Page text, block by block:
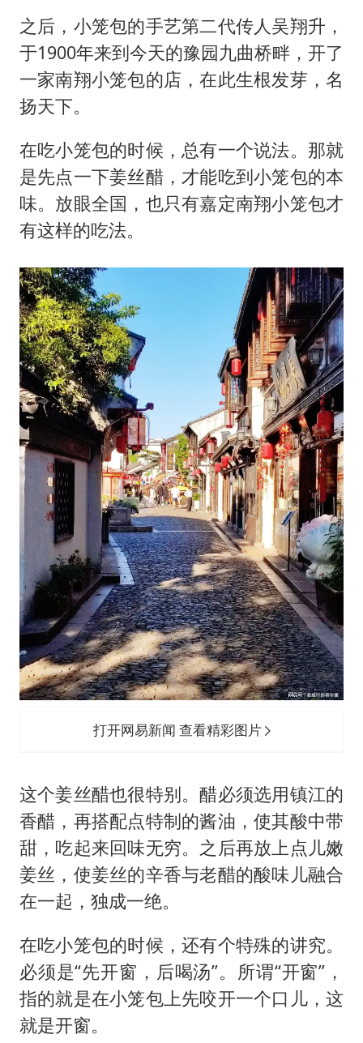
之后，小笼包的手艺第二代传人吴翔升，
于1900年来到今天的豫园九曲桥畔，开了
一家南翔小笼包的店，在此生根发芽，名
扬天下。
在吃小笼包的时候，总有一个说法。那就
是先点一下姜丝醋，才能吃到小笼包的本
味。放眼全国，也只有嘉定南翔小笼包才
有这样的吃法。
打开网易新闻 查看精彩图片
这个姜丝醋也很特别。醋必须选用镇江的
香醋，再搭配点特制的酱油，使其酸中带
甜，吃起来回味无穷。之后再放上点儿嫩
姜丝，使姜丝的辛香与老醋的酸味儿融合
在一起，独成一绝。
在吃小笼包的时候，还有个特殊的讲究。
必须是“先开窗，后喝汤”。所谓“开窗”，
指的就是在小笼包上先咬开一个口儿，这
就是开窗。